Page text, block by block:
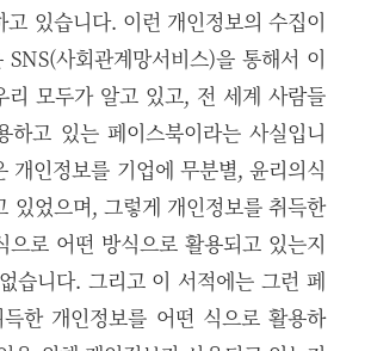
고 있습니다. 이런 개인정보의 수집이
SNS(사회관계망서비스)을 통해서 이
리 모두가 알고 있고, 전 세계 사람들
하고 있는 페이스북이라는 사실입니
개인정보를 기업에 무분별, 윤리의식
있었으며, 그렇게 개인정보를 취득한
으로 어떤 방식으로 활용되고 있는지
습니다. 그리고 이 서적에는 그런 페
한 개인정보를 어떤 식으로 활용하